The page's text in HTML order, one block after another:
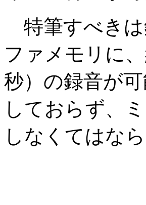
特筆すべきは
ファメモリに
秒）の録音が
しておらず、
しなくてはなら